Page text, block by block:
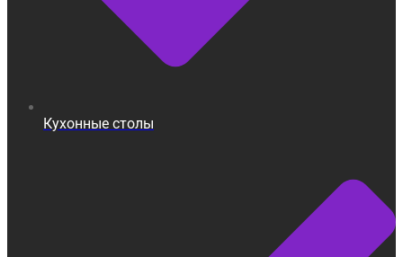
Кухонные столы